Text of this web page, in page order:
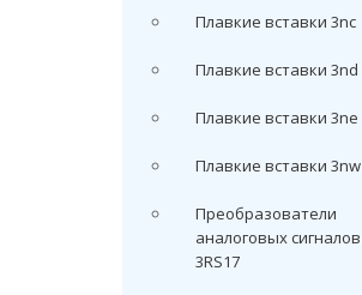
Плавкие вставки 3nc
Плавкие вставки 3nd
Плавкие вставки 3ne
Плавкие вставки 3nw
Преобразователи
аналоговых сигналов
3RS17